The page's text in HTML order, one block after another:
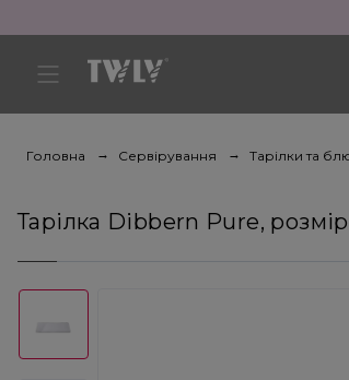
Головна Сервірування Тарілки та
Тарілка Dibbern Pure,